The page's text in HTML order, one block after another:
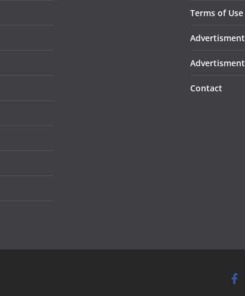
Terms of Use
Advertisment
Advertisment
Contact